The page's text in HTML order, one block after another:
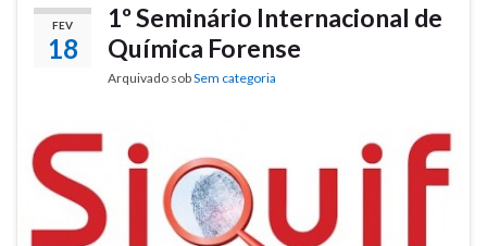
FEV
18
1º Seminário Internacional de
Química Forense
Arquivado sobSem categoria